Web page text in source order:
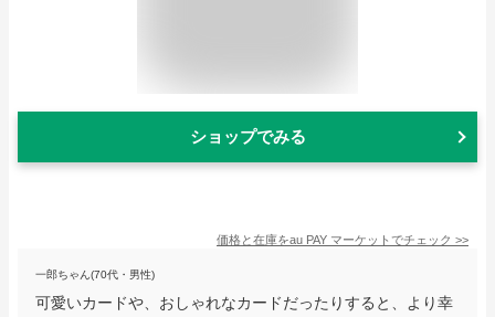
ショップでみる
価格と在庫をau PAY マーケット でチェック >>
一郎ちゃん(70代・男性)
可愛いカードや、おしゃれなカードだったりすると、より幸